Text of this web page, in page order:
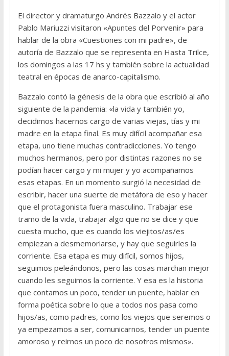
El director y dramaturgo Andrés Bazzalo y el actor
Pablo Mariuzzi visitaron «Apuntes del Porvenir» para
hablar de la obra «Cuestiones con mi padre», de
autoría de Bazzalo que se representa en Hasta Trilce,
los domingos a las 17 hs y también sobre la actualidad
teatral en épocas de anarco-capitalismo.
Bazzalo contó la génesis de la obra que escribió al año
siguiente de la pandemia: «la vida y también yo,
decidimos hacernos cargo de varias viejas, tías y mi
madre en la etapa final. Es muy difícil acompañar esa
etapa, uno tiene muchas contradicciones. Yo tengo
muchos hermanos, pero por distintas razones no se
podían hacer cargo y mi mujer y yo acompañamos
esas etapas. En un momento surgió la necesidad de
escribir, hacer una suerte de metáfora de eso y hacer
que el protagonista fuera masculino. Trabajar ese
tramo de la vida, trabajar algo que no se dice y que
cuesta mucho, que es cuando los viejitos/as/es
empiezan a desmemoriarse, y hay que seguirles la
corriente. Esa etapa es muy difícil, somos hijos,
seguimos peleándonos, pero las cosas marchan mejor
cuando les seguimos la corriente. Y esa es la historia
que contamos un poco, tender un puente, hablar en
forma poética sobre lo que a todos nos pasa como
hijos/as, como padres, como los viejos que seremos o
ya empezamos a ser, comunicarnos, tender un puente
amoroso y reirnos un poco de nosotros mismos».